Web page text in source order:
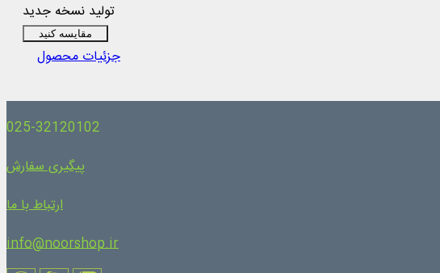
تولید نسخه جدید
مقایسه کنید
جزئیات محصول
025-32120102
پیگیری سفارش
ارتباط با ما
info@noorshop.ir